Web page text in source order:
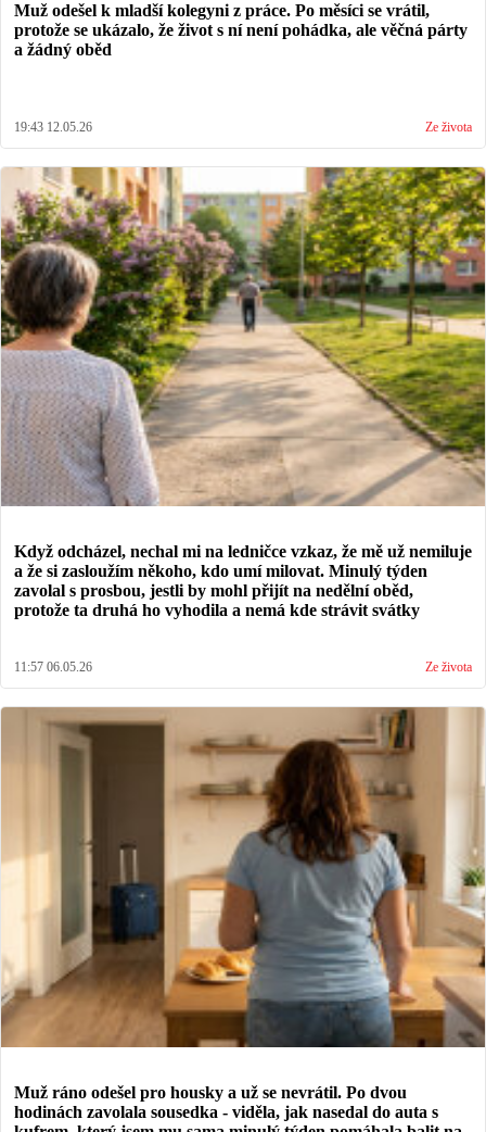
Muž odešel k mladší kolegyni z práce. Po měsíci se vrátil,
protože se ukázalo, že život s ní není pohádka, ale věčná párty
a žádný oběd
19:43 12.05.26 Ze života
Když odcházel, nechal mi na ledničce vzkaz, že mě už nemiluje
a že si zasloužím někoho, kdo umí milovat. Minulý týden
zavolal s prosbou, jestli by mohl přijít na nedělní oběd,
protože ta druhá ho vyhodila a nemá kde strávit svátky
11:57 06.05.26 Ze života
Muž ráno odešel pro housky a už se nevrátil. Po dvou
hodinách zavolala sousedka - viděla, jak nasedal do auta s